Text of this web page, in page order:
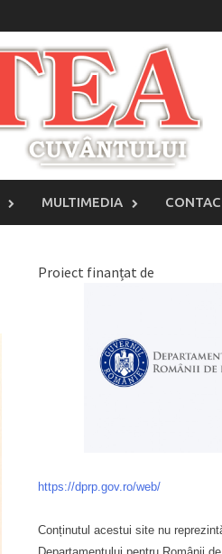
MULTIMEDIA
Proiect finanțat de
https://dprp.gov.ro/web/
Conținutul acestui site nu